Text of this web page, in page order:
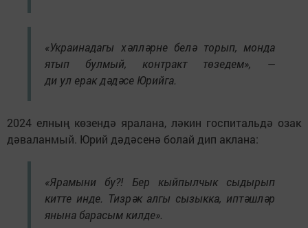
«Украинадагы хәлләрне белә торып, монда
ятып булмый, контракт төзедем», —
ди ул ерак дәдәсе Юрийга.
2024 елның көзендә яралана, ләкин госпитальдә озак
дәваланмый. Юрий дәдәсенә болай дип аклана:
«Ярамыни бу?! Бер кыйпылчык сыдырып
китте инде. Тизрәк алгы сызыкка, иптәшләр
янына барасым килде».